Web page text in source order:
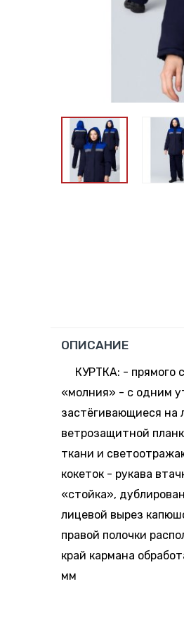
ОПИСАНИЕ
КУРТКА: - прямого
«молния» - с одним
застёгивающиеся на
ветрозащитной
ткани и
кокеток - рукава
«стойка»,
лицевой вырез
правой полочки
край кармана
мм